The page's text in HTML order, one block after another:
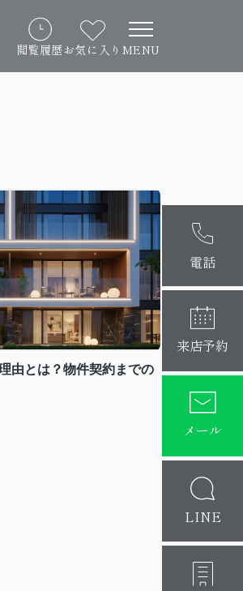
閲覧履歴お気に入り MENU
電話
麻布十番本
大阪梅田店
来店予約
メール
LINE
由とは？物件契約までの